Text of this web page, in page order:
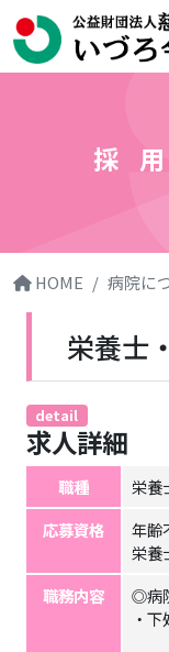
採
HOME 病院に
栄養士
detail
求人詳細
職種
栄養
応募資格
年齢
栄養
職務内容
◎病
・